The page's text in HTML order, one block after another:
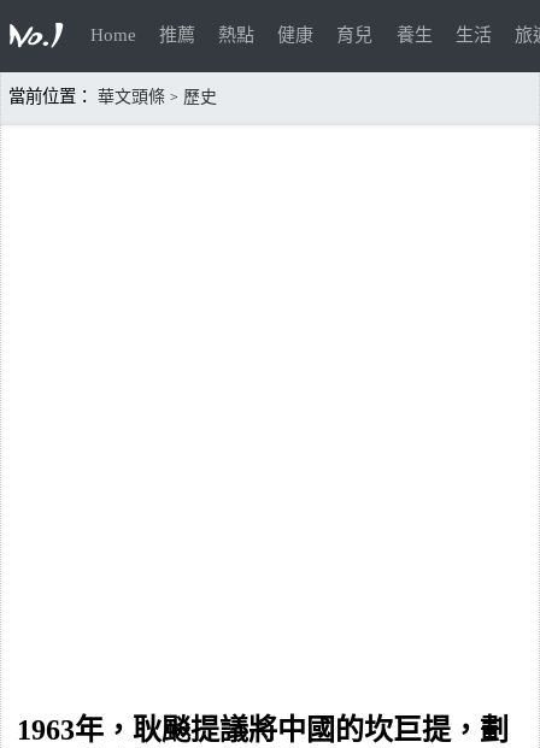
Home 推薦 熱點 健康 育兒 養生 生活 旅
當前位置： 華文頭條 > 歷史
1963年，耿飈提議將中國的坎巨提，劃